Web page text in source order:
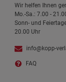
Wir helfen Ihnen
Mo.-Sa.: 7.00 -
Sonn- und
20.00 Uhr
info@kopp-
FAQ